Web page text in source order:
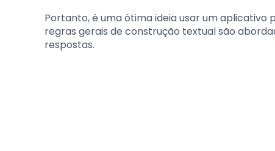
Portanto, é uma ótima ideia usar um
regras gerais de construção textual são
respostas.